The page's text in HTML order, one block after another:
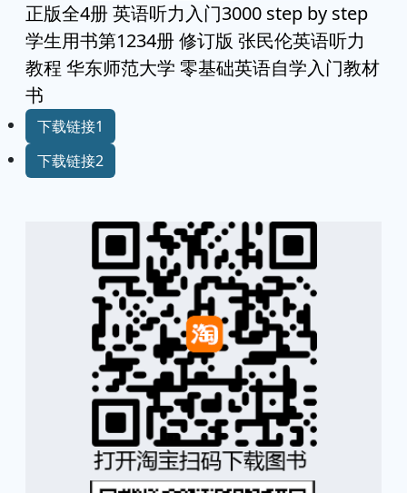
正版全4册 英语听力入门3000 step by step
学生用书第1234册 修订版 张民伦英语听力
教程 华东师范大学 零基础英语自学入门教材
书
下载链接1
下载链接2